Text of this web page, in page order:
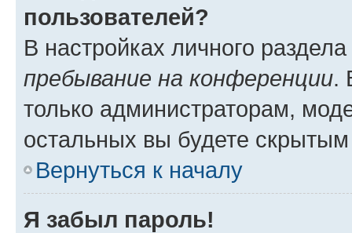
пользователей?
В настройках личного
пребывание на конференции.
только администраторам,
остальных вы будете
Вернуться к началу
Я забыл пароль!